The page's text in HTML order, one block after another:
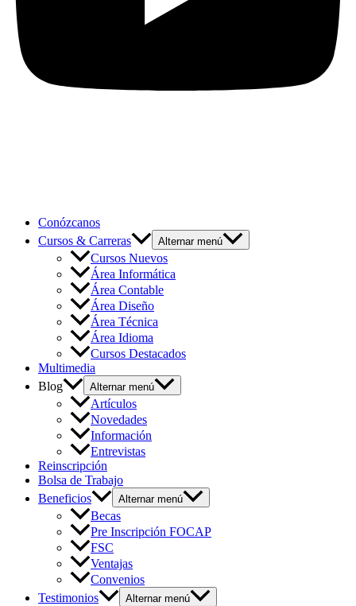
Conózcanos
Cursos & Carreras
Alternar menú
Cursos Nuevos
Área Informática
Área Contable
Área Diseño
Área Técnica
Área Idioma
Cursos Destacados
Multimedia
Blog
Alternar menú
Artículos
Novedades
Información
Entrevistas
Reinscripción
Bolsa de Trabajo
Beneficios
Alternar menú
Becas
Pre Inscripción FOCAP
FSC
Ventajas
Convenios
Testimonios
Alternar menú